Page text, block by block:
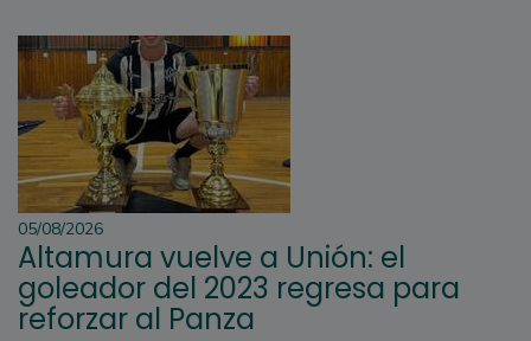
05/08/2026
Altamura vuelve a Unión: el
goleador del 2023 regresa para
reforzar al Panza